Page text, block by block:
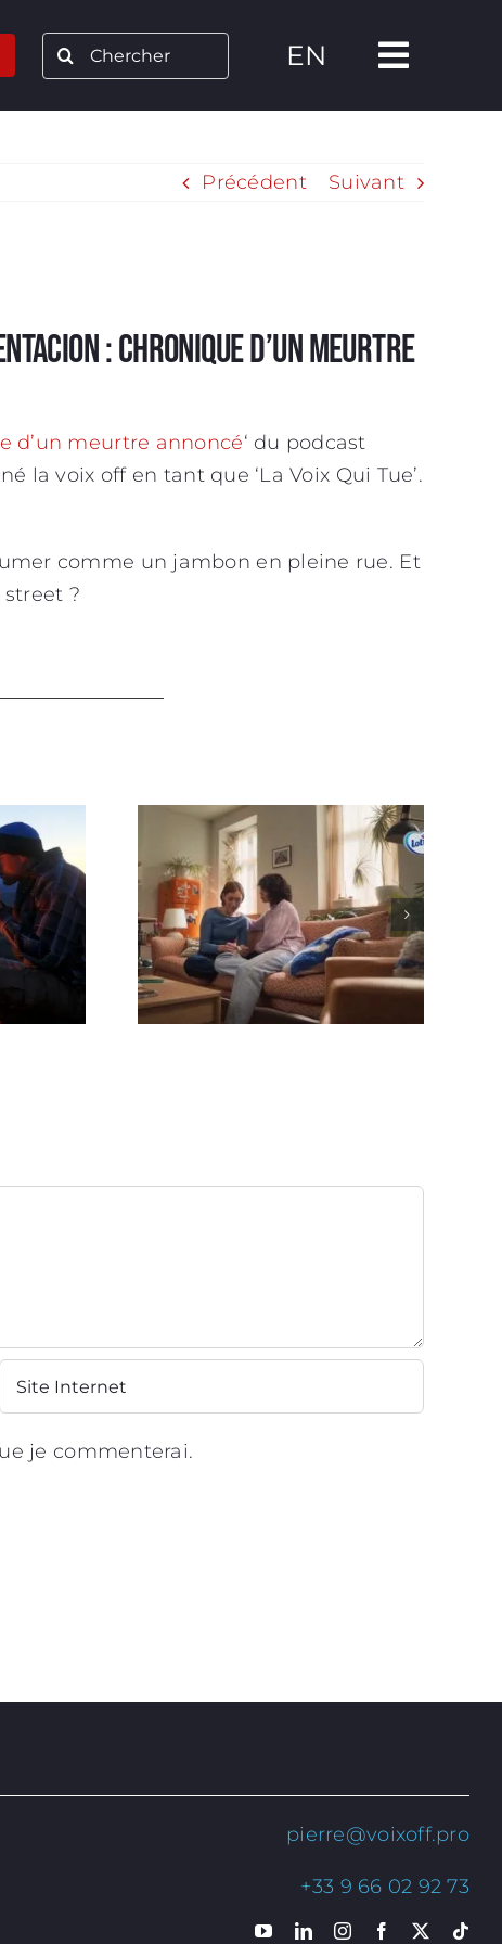
Rechercher: EN
Précédent Suivant
: chronique d’un meurtre
d’un meurtre annoncé‘ du podcast
la voix off en tant que ‘La Voix Qui Tue’.
comme un jambon en pleine rue. Et
?
je commenterai.
pierre@voixoff.pro
+33 9 66 02 92 73